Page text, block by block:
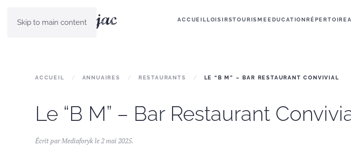
Skip to main content ACCUEILLOISIRSTOURISMEEDUCATIONRÉPERTOIRE
ACCUEIL ANNUAIRES RESTAURANTS LE “B M” – BAR RESTAURANT CONVIVIAL
Le “B M” – Bar Restaurant
Écrit parMediaforykle2 mai 2025.